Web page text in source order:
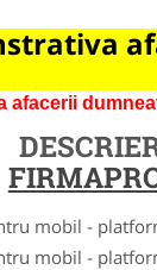
afacerii
mobil -
mobil -